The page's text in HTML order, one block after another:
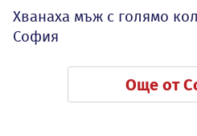
Хванаха мъж с голямо
София
Още от